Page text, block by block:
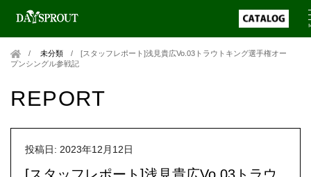
未分類 /[スタッフレポート]浅見貴広Vo.03トラウトキング選手権オー
プンシングル参戦記
REPORT
投稿日: 2023年12月12日